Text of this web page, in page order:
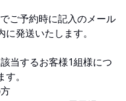
ご予約時に記入のメール
発送いたします。
当するお客様1組様につ
。